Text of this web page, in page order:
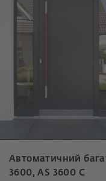
Автоматичний
3600, AS 3600 C